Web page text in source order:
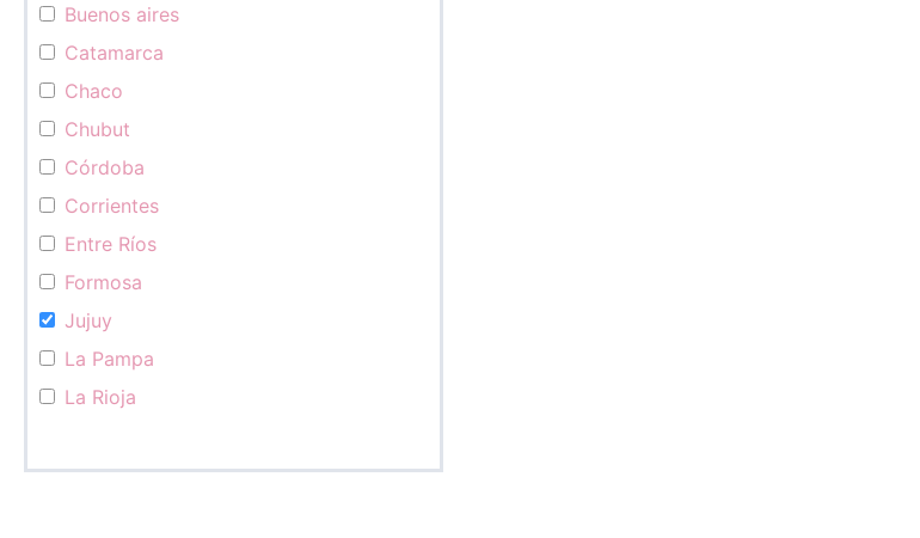
Buenos aires
Catamarca
Chaco
Chubut
Córdoba
Corrientes
Entre Ríos
Formosa
Jujuy
La Pampa
La Rioja
Misiones